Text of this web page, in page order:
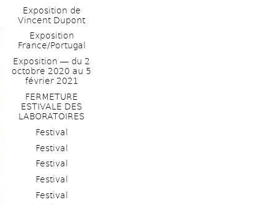
Exposition de
Vincent Dupont
Exposition
France/Portugal
Exposition ― du 2
octobre 2020 au 5
février 2021
FERMETURE
ESTIVALE DES
LABORATOIRES
Festival
Festival
Festival
Festival
Festival